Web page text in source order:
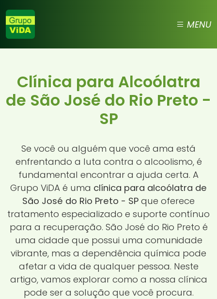
MENU
Clínica para Alcoólatra
de São José do Rio Preto -
SP
Se você ou alguém que você ama está
enfrentando a luta contra o alcoolismo, é
fundamental encontrar a ajuda certa. A
Grupo ViDA é uma clínica para alcoólatra de
São José do Rio Preto - SP que oferece
tratamento especializado e suporte contínuo
para a recuperação. São José do Rio Preto é
uma cidade que possui uma comunidade
vibrante, mas a dependência química pode
afetar a vida de qualquer pessoa. Neste
artigo, vamos explorar como a nossa clínica
pode ser a solução que você procura.